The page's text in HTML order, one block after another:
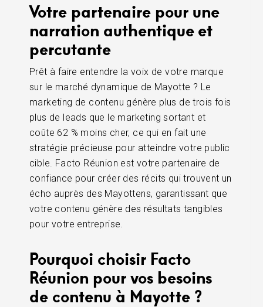
Votre partenaire pour une
narration authentique et
percutante
Prêt à faire entendre la voix de votre marque
sur le marché dynamique de Mayotte ? Le
marketing de contenu génère plus de trois fois
plus de leads que le marketing sortant et
coûte 62 % moins cher, ce qui en fait une
stratégie précieuse pour atteindre votre public
cible. Facto Réunion est votre partenaire de
confiance pour créer des récits qui trouvent un
écho auprès des Mayottens, garantissant que
votre contenu génère des résultats tangibles
pour votre entreprise.
Pourquoi choisir Facto
Réunion pour vos besoins
de contenu à Mayotte ?